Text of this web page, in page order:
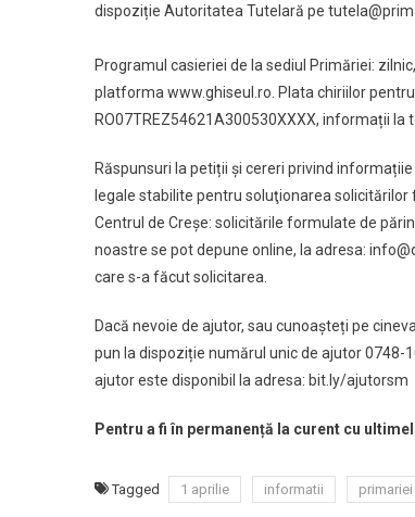
dispoziție Autoritatea Tutelară pe
Programul casieriei de la sediul Primăriei:
platforma www.ghiseul.ro. Plata chiriilor
RO07TREZ54621A300530XXXX, informații la
Răspunsuri la petiții și cereri privind
legale stabilite pentru soluţionarea
Centrul de Creșe: solicitările formulate de
noastre se pot depune online, la adresa:
care s-a făcut solicitarea.
Dacă nevoie de ajutor, sau cunoașteți pe
pun la dispoziție numărul unic de ajutor 0748-
ajutor este disponibil la adresa: bit.ly/ajutorsm
Pentru a fi în permanență la curent cu
Tagged 1 aprilie informatii primariei